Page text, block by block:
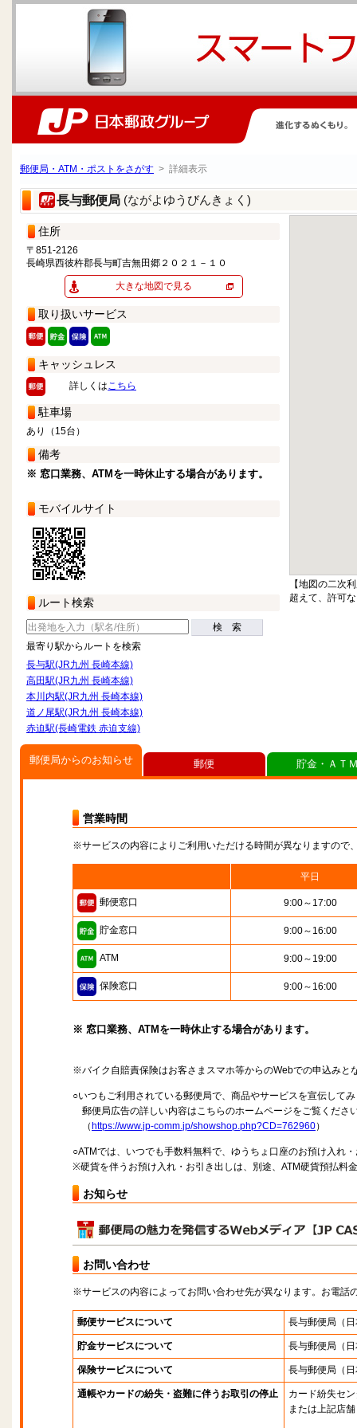
郵便局・ATM・ポストをさがす > 詳細表示
長与郵便局 (ながよゆうびんきょく)
住所
〒851-2126
長崎県西彼杵郡長与町吉無田郷２０２１－１０
大きな地図で見る
取り扱いサービス
キャッシュレス
詳しくはこちら
駐車場
あり（15台）
備考
※ 窓口業務、ATMを一時休止する場合があります。
モバイルサイト
ルート検索
検 索
最寄り駅からルートを検索
長与駅(JR九州 長崎本線)
高田駅(JR九州 長崎本線)
本川内駅(JR九州 長崎本線)
道ノ尾駅(JR九州 長崎本線)
赤迫駅(長崎電鉄 赤迫支線)
【地図の二次
超えて、許可
郵便局からのお知らせ
営業時間
※サービスの内容によりご利用いただける時間が異なりますので
平日
郵便窓口 9:00～17:00
貯金窓口 9:00～16:00
ATM 9:00～19:00
保険窓口 9:00～16:00
※ 窓口業務、ATMを一時休止する場合があります。
※バイク自賠責保険はお客さまスマホ等からのWebでの申込みと
○いつもご利用されている郵便局で、商品やサービスを宣伝して
郵便局広告の詳しい内容はこちらのホームページをご覧くださ
（ https://www.jp-comm.jp/showshop.php?CD=762960）
○ATMでは、いつでも手数料無料で、ゆうちょ口座のお預け入れ
※硬貨を伴うお預け入れ・お引き出しは、別途、ATM硬貨預払料
お知らせ
お問い合わせ
※サービスの内容によってお問い合わせ先が異なります。お電話
郵便サービスについて 長与郵便局 （
貯金サービスについて 長与郵便局 （
保険サービスについて 長与郵便局 （
通帳やカードの紛失・盗難に伴うお取引の停止
カード紛失セ
または上記店舗
郵便 貯金・ＡＴ